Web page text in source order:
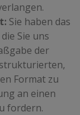
Sie haben das
Sie uns
der
Format zu
an einen
fordern.